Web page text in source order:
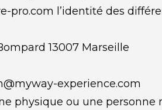
pro.com l’identité des
13007 Marseille
experience.com
physique ou une personne